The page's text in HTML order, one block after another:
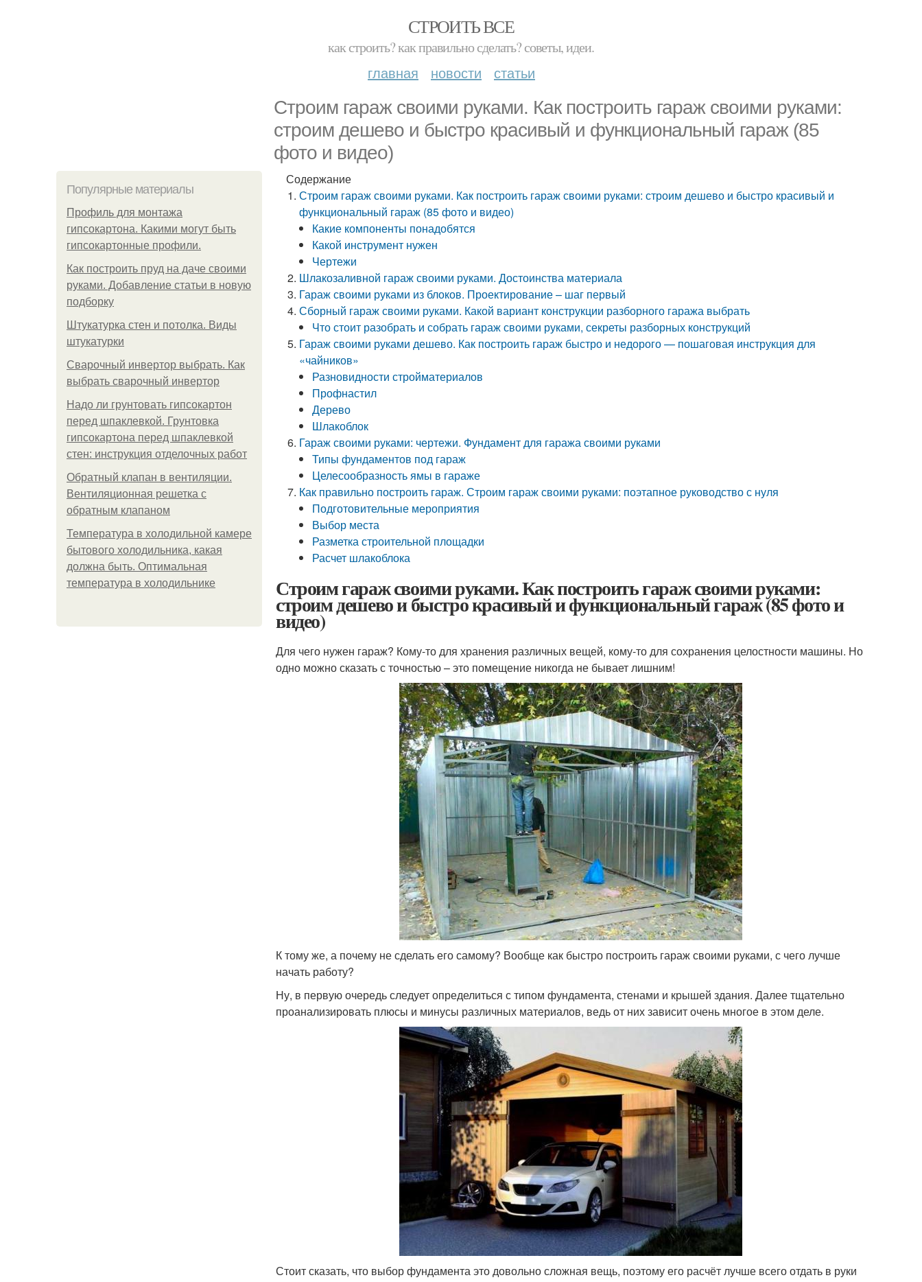
СТРОИТЬ ВСЕ
как строить? как правильно сделать? советы, идеи.
главная новости статьи
Строим гараж своими руками. Как построить гараж своими руками:
строим дешево и быстро красивый и функциональный гараж (85
фото и видео)
Популярные материалы
Профиль для монтажа
гипсокартона. Какими могут быть
гипсокартонные профили.
Как построить пруд на даче своими
руками. Добавление статьи в новую
подборку
Штукатурка стен и потолка. Виды
штукатурки
Сварочный инвертор выбрать. Как
выбрать сварочный инвертор
Надо ли грунтовать гипсокартон
перед шпаклевкой. Грунтовка
гипсокартона перед шпаклевкой
стен: инструкция отделочных работ
Обратный клапан в вентиляции.
Вентиляционная решетка с
обратным клапаном
Температура в холодильной камере
бытового холодильника, какая
должна быть. Оптимальная
температура в холодильнике
Содержание
Строим гараж своими руками. Как построить гараж своими руками: строим дешево и быстро красивый и
функциональный гараж (85 фото и видео)
Какие компоненты понадобятся
Какой инструмент нужен
Чертежи
Шлакозаливной гараж своими руками. Достоинства материала
Гараж своими руками из блоков. Проектирование – шаг первый
Сборный гараж своими руками. Какой вариант конструкции разборного гаража выбрать
Что стоит разобрать и собрать гараж своими руками, секреты разборных конструкций
Гараж своими руками дешево. Как построить гараж быстро и недорого — пошаговая инструкция для
«чайников»
Разновидности стройматериалов
Профнастил
Дерево
Шлакоблок
Гараж своими руками: чертежи. Фундамент для гаража своими руками
Типы фундаментов под гараж
Целесообразность ямы в гараже
Как правильно построить гараж. Строим гараж своими руками: поэтапное руководство с нуля
Подготовительные мероприятия
Выбор места
Разметка строительной площадки
Расчет шлакоблока
Строим гараж своими руками. Как построить гараж своими руками:
строим дешево и быстро красивый и функциональный гараж (85 фото и
видео)
Для чего нужен гараж? Кому-то для хранения различных вещей, кому-то для сохранения целостности машины. Но
одно можно сказать с точностью – это помещение никогда не бывает лишним!
К тому же, а почему не сделать его самому? Вообще как быстро построить гараж своими руками, с чего лучше
начать работу?
Ну, в первую очередь следует определиться с типом фундамента, стенами и крышей здания. Далее тщательно
проанализировать плюсы и минусы различных материалов, ведь от них зависит очень многое в этом деле.
Стоит сказать, что выбор фундамента это довольно сложная вещь, поэтому его расчёт лучше всего отдать в руки